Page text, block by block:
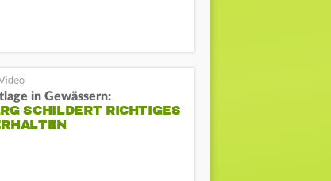
in Gewässern:
SCHILDERT RICHTIGES